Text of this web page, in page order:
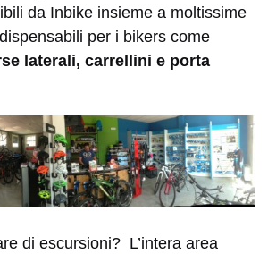
da Inbike insieme a moltissime
per i bikers come
laterali, carrellini e porta
di escursioni? L’intera area